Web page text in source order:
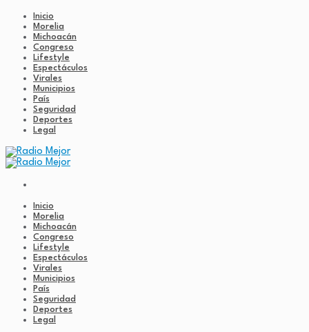
Inicio
Morelia
Michoacán
Congreso
Lifestyle
Espectáculos
Virales
Municipios
País
Seguridad
Deportes
Legal
Inicio
Morelia
Michoacán
Congreso
Lifestyle
Espectáculos
Virales
Municipios
País
Seguridad
Deportes
Legal